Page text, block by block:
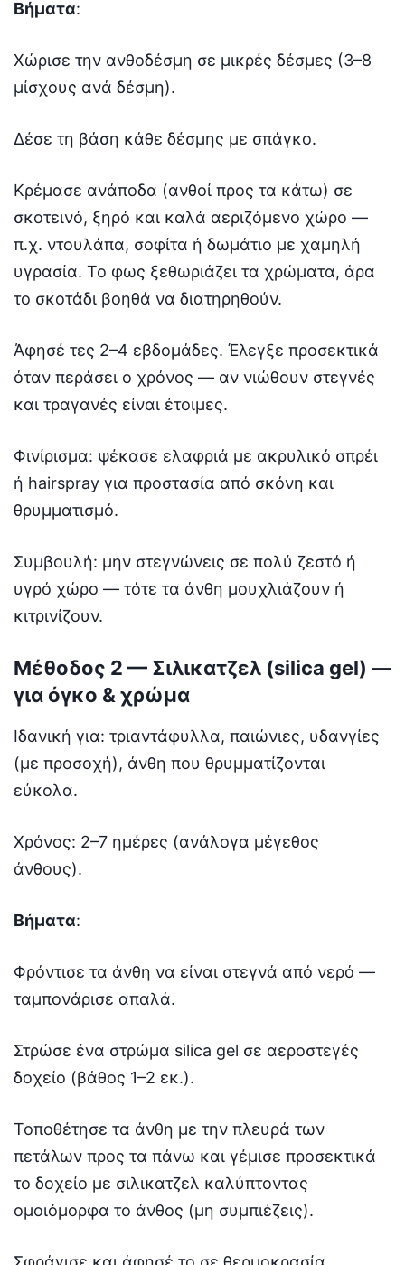
Βήματα:
Χώρισε την ανθοδέσμη σε μικρές δέσμες (3–8
μίσχους ανά δέσμη).
Δέσε τη βάση κάθε δέσμης με σπάγκο.
Κρέμασε ανάποδα (ανθοί προς τα κάτω) σε
σκοτεινό, ξηρό και καλά αεριζόμενο χώρο —
π.χ. ντουλάπα, σοφίτα ή δωμάτιο με χαμηλή
υγρασία. Το φως ξεθωριάζει τα χρώματα, άρα
το σκοτάδι βοηθά να διατηρηθούν.
Άφησέ τες 2–4 εβδομάδες. Έλεγξε προσεκτικά
όταν περάσει ο χρόνος — αν νιώθουν στεγνές
και τραγανές είναι έτοιμες.
Φινίρισμα: ψέκασε ελαφριά με ακρυλικό σπρέι
ή hairspray για προστασία από σκόνη και
θρυμματισμό.
Συμβουλή: μην στεγνώνεις σε πολύ ζεστό ή
υγρό χώρο — τότε τα άνθη μουχλιάζουν ή
κιτρινίζουν.
Μέθοδος 2 — Σιλικατζελ (silica gel) —
για όγκο & χρώμα
Ιδανική για: τριαντάφυλλα, παιώνιες, υδανγίες
(με προσοχή), άνθη που θρυμματίζονται
εύκολα.
Χρόνος: 2–7 ημέρες (ανάλογα μέγεθος
άνθους).
Βήματα:
Φρόντισε τα άνθη να είναι στεγνά από νερό —
ταμπονάρισε απαλά.
Στρώσε ένα στρώμα silica gel σε αεροστεγές
δοχείο (βάθος 1–2 εκ.).
Τοποθέτησε τα άνθη με την πλευρά των
πετάλων προς τα πάνω και γέμισε προσεκτικά
το δοχείο με σιλικατζελ καλύπτοντας
ομοιόμορφα το άνθος (μη συμπιέζεις).